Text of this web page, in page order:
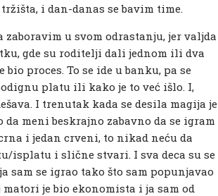
i dan-danas se bavim time.
u svom odrastanju, jer valjda
gde su roditelji dali jednom ili dva
proces. To se ide u banku, pa se
platu ili kako je to već išlo. I,
I trenutak kada se desila magija je
meni beskrajno zabavno da se igram
i jedan crveni, to nikad neću da
isplatu i slične stvari. I sva deca su se
sam se igrao tako što sam popunjavao
je bio ekonomista i ja sam od